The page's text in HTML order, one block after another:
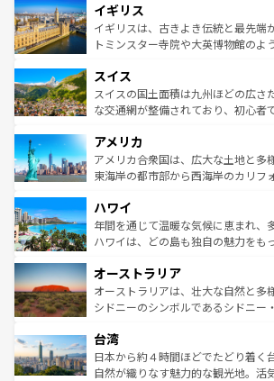
いる。シャンパンの発祥地であるラ
香り高いラベンダー畑など、多彩な
らに、パリ以外の地域にも魅力が溢
れる地方に足を運ぶとそれぞれで全
きるだろう。 なお、新着のフラ
を参照してほしい。
顔を持つこの国は、どこを歩いても
ルリンの文化的活気、バイエルン州
してライン川沿いのワイン畑といっ
は、お酒好きな人にはぜひ体験してほしい。 な
ドイツ情報はコンテンツ一覧を参照
イギリス
イギリスは、古きよき伝統と最先端
トミンスター寺院や大英博物館のよ
リアごとに異なる魅力がある。また
ティー、ビール好きにはたまらない
戦など、本場だからこそできる体験
ンツ一覧を参照してほしい。
スイス
スイスの国土面積は九州ほどの広さ
な交通網が整備されており、初心者
の建物がそのまま残る町や、スイス
博物館もあり、アルプス観光だけで
ことができる。国民の所得が高いた
ば市内交通費無料で観光を楽しむこともで
着のスイス情報はコンテンツ一覧
アメリカ
アメリカ合衆国は、広大な土地と多
東海岸の都市部から西海岸のカリフ
のような巨大都市は、観光、ショッ
ンメントが詰まった刺激的なスポッ
西部には大自然が広がり、グランド
部のニューオーリンズでは、音楽と
文化が魅力。旅行者はアメリカの各
しみながら、その多様性と豊かな歴
ならではの贅沢な旅のスタイルだ。 なお、新着のアメリカ
情報はコンテンツ一覧を参照してほ
ハワイ
年間を通じて温暖な気候に恵まれ、
ハワイは、どの島も独自の魅力をも
ワイ島は見逃せない。また、定番の
島だが、静かな自然を求めるならマ
おすすめ。エメラルドグリーンに輝
れるおもてなしの心で訪れる人々を
人々、おいしいローカルフードやハ
ク、伝統的なフラダンスなど、すべ
オーストラリア
オーストラリアは、壮大な自然と多
シドニーのシンボルであるシドニー
リアリーフや大陸中央部にそびえる
ク）、タスマニアの美しい原生林や
ど、見どころがたくさん。また、カ
台湾
日本から約４時間ほどでたどり着く
自然が織りなす魅力的な観光地。活